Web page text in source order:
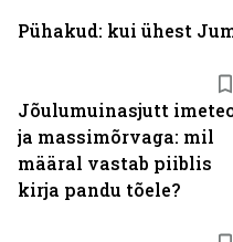
Jõulumuinasjutt
ja massimõrvaga: mil
määral vastab piiblis
kirja pandu tõele?
Pühakud: kui ühest